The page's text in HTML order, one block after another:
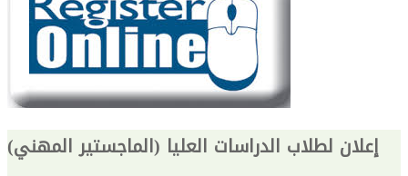
إعلان لطلاب الدراسات العليا (الماجستير المهني)